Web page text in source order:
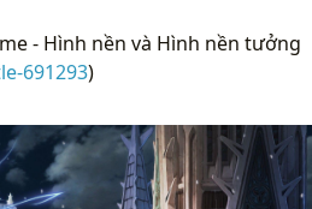
- Hình nền và Hình nền tưởng
691293)